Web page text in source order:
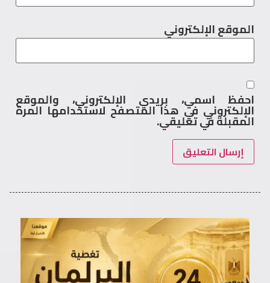
الموقع الإلكتروني
احفظ اسمي، بريدي الإلكتروني، والموقع
الإلكتروني في هذا المتصفح لاستخدامها المرة
المقبلة في تعليقي.